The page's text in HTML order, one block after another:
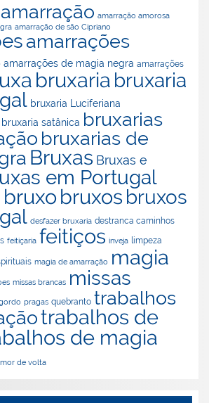
amarração amarração amorosa
amarração de são Cipriano
amarrações
amarrações de magia negra amarrações
bruxaria bruxaria
bruxaria Luciferiana
bruxaria satânica bruxarias
bruxarias de
Bruxas Bruxas e
em Portugal
bruxobruxos bruxos
desfazer bruxaria destranca caminhos
feitiçaria feitiços inveja limpeza
magia de amarração magia
missas brancas missas
pragas quebranto trabalhos
trabalhos de
de magia
de volta